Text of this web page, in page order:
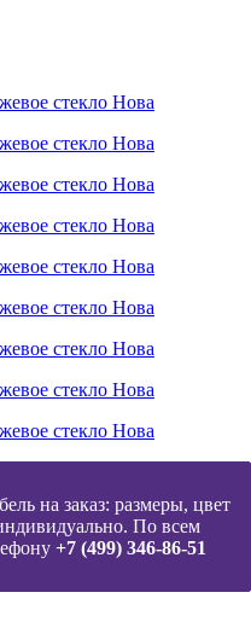
на заказ: размеры, цвет
По всем
+7 (499) 346-86-51